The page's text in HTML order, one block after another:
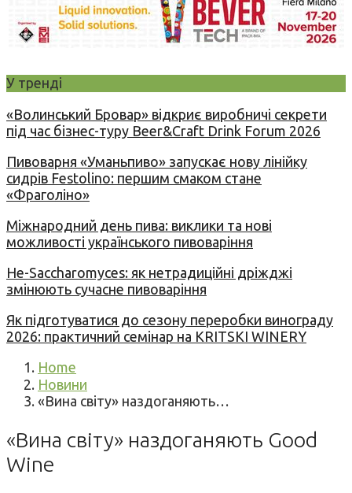
У тренді
«Волинський Бровар» відкриє виробничі секрети
під час бізнес-туру Beer&Craft Drink Forum 2026
Пивоварня «Уманьпиво» запускає нову лінійку
сидрів Festolino: першим смаком стане
«Фраголіно»
Міжнародний день пива: виклики та нові
можливості українського пивоваріння
Не-Saccharomyces: як нетрадиційні дріжджі
змінюють сучасне пивоваріння
Як підготуватися до сезону переробки винограду
2026: практичний семінар на KRITSKI WINERY
Home
Новини
«Вина світу» наздоганяють…
«Вина світу» наздоганяють Good
Wine